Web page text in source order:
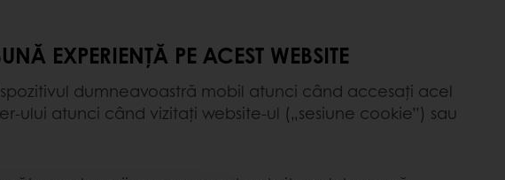
EXPERIENȚĂ PE ACEST WEBSITE
dumneavoastră mobil atunci când accesați acel
atunci când vizitați website-ul („sesiune cookie”) sau